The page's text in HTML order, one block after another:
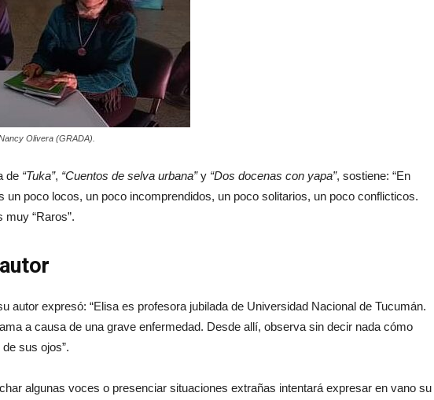
Olivera (GRADA).
de “Tuka”, “Cuentos de selva urbana”y “Dos docenas con yapa”, sostiene: “En
un poco locos, un poco incomprendidos, un poco solitarios, un poco conflicticos.
“Raros”.
autor expresó: “Elisa es profesora jubilada de Universidad Nacional de Tucumán.
a causa de una grave enfermedad. Desde allí, observa sin decir nada cómo
sus ojos”.
algunas voces o presenciar situaciones extrañas intentará expresar en vano su